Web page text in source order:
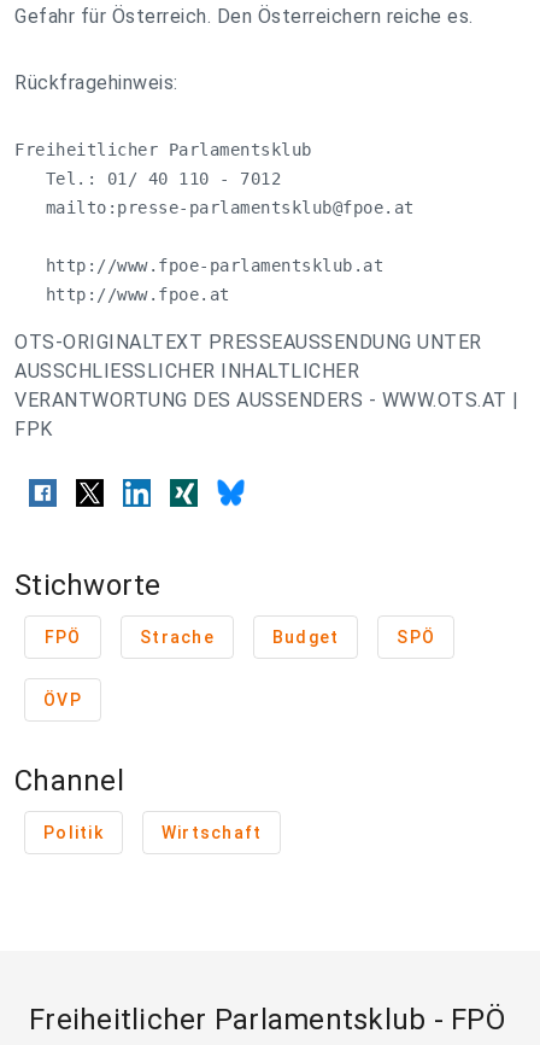
Gefahr für Österreich. Den Österreichern reiche es.
Rückfragehinweis:
Freiheitlicher Parlamentsklub
   Tel.: 01/ 40 110 - 7012
   mailto:
presse-parlamentsklub@fpoe.at
   http://www.fpoe-parlamentsklub.at
   http://www.fpoe.at
OTS-ORIGINALTEXT PRESSEAUSSENDUNG UNTER
AUSSCHLIESSLICHER INHALTLICHER
VERANTWORTUNG DES AUSSENDERS - WWW.OTS.AT |
FPK
Stichworte
FPÖ Strache Budget SPÖ
ÖVP
Channel
Politik Wirtschaft
Freiheitlicher Parlamentsklub - FPÖ